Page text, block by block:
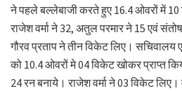
ने पहले बल्लेबाजी करते हुए 16.4 ओवरों में 10
राजेश वर्मा ने 32, अतुल परमार ने 15 एवं
गौरव प्रताप ने तीन विकेट लिए। सचिवालय
को 10.4 ओवरों मे 04 विकेट खोकर प्राप्त
24 रन बनाये। राजेश वर्मा ने 03 विकेट